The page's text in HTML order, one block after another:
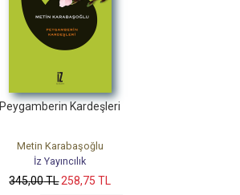
Peygamberin Kardeşleri
Metin Karabaşoğlu
İz Yayıncılık
345,00TL258,75 TL